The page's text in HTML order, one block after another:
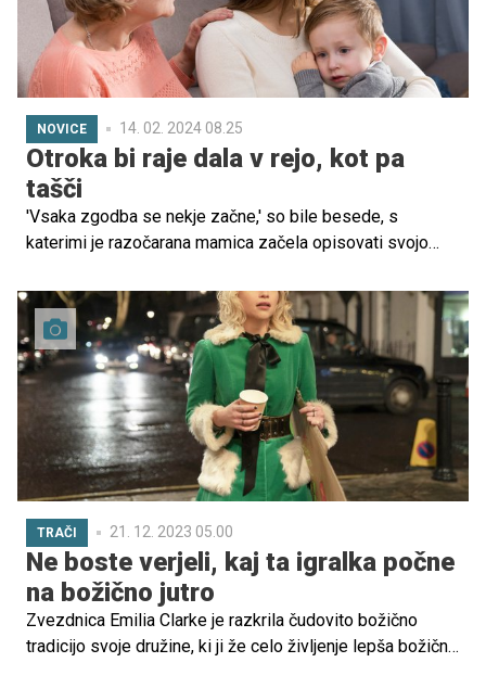
NOVICE 14. 02. 2024 08.25
Otroka bi raje dala v rejo, kot pa
tašči
'Vsaka zgodba se nekje začne,' so bile besede, s
katerimi je razočarana mamica začela opisovati svojo
TRAČI 21. 12. 2023 05.00
Ne boste verjeli, kaj ta igralka počne
na božično jutro
Zvezdnica Emilia Clarke je razkrila čudovito božično
tradicijo svoje družine, ki ji že celo življenje lepša božična